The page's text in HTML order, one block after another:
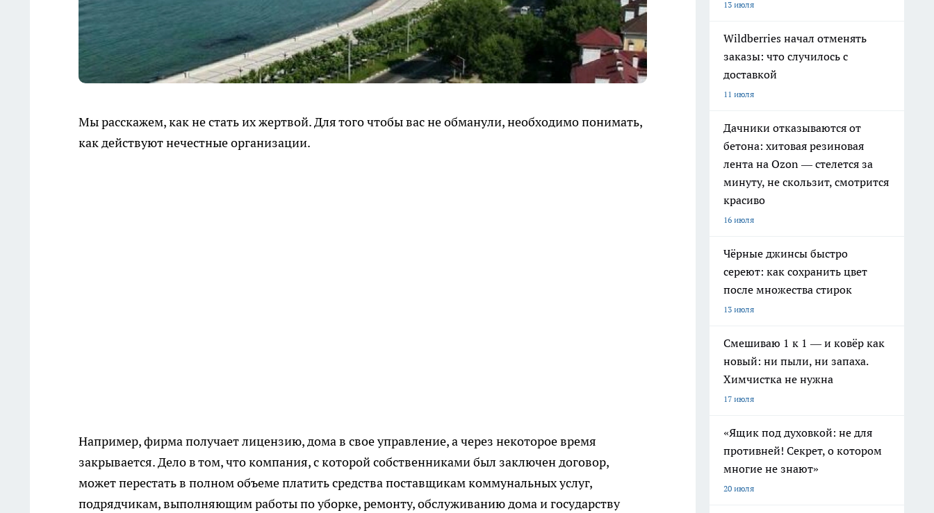
Мы расскажем, как не стать их жертвой. Для того чтобы вас не обманули, необходимо понимать,
как действуют нечестные организации.
Например, фирма получает лицензию, дома в свое управление, а через некоторое время
закрывается. Дело в том, что компания, с которой собственниками был заключен договор,
может перестать в полном объеме платить средства поставщикам коммунальных услуг,
подрядчикам, выполняющим работы по уборке, ремонту, обслуживанию дома и государству
13 июля
Wildberries начал отменять
заказы: что случилось с
доставкой
11 июля
Дачники отказываются от
бетона: хитовая резиновая
лента на Ozon — стелется за
минуту, не скользит, смотрится
красиво
16 июля
Чёрные джинсы быстро
сереют: как сохранить цвет
после множества стирок
13 июля
Смешиваю 1 к 1 — и ковёр как
новый: ни пыли, ни запаха.
Химчистка не нужна
17 июля
«Ящик под духовкой: не для
противней! Секрет, о котором
многие не знают»
20 июля